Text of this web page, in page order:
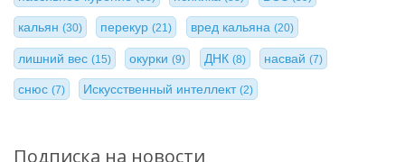
кальян (30) перекур(21) вред кальяна (20)
лишний вес (15) окурки(9) ДНК (8) насвай(7)
снюс (7) Искусственный интеллект(2)
Подписка на новости